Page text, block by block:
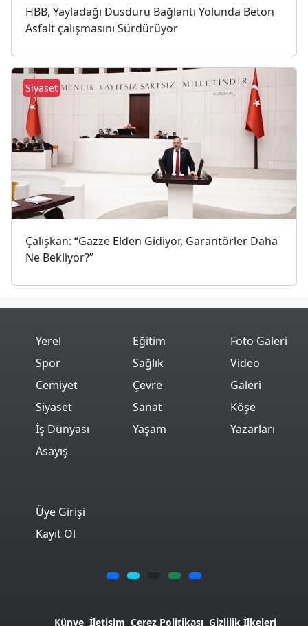
HBB, Yayladağı Dusduru Bağlantı Yolunda Beton
Asfalt çalışmasını Sürdürüyor
Çalışkan: “Gazze Elden Gidiyor, Garantörler Daha
Ne Bekliyor?”
Siyaset
Yerel
Spor
Cemiyet
Siyaset
İş Dünyası
Asayış
Eğitim
Sağlık
Çevre
Sanat
Yaşam
Foto Galeri
Video
Galeri
Köşe
Yazarları
Üye Girişi
Kayıt Ol
Künye İletişim Çerez Politikası Gizlilik İlkeleri